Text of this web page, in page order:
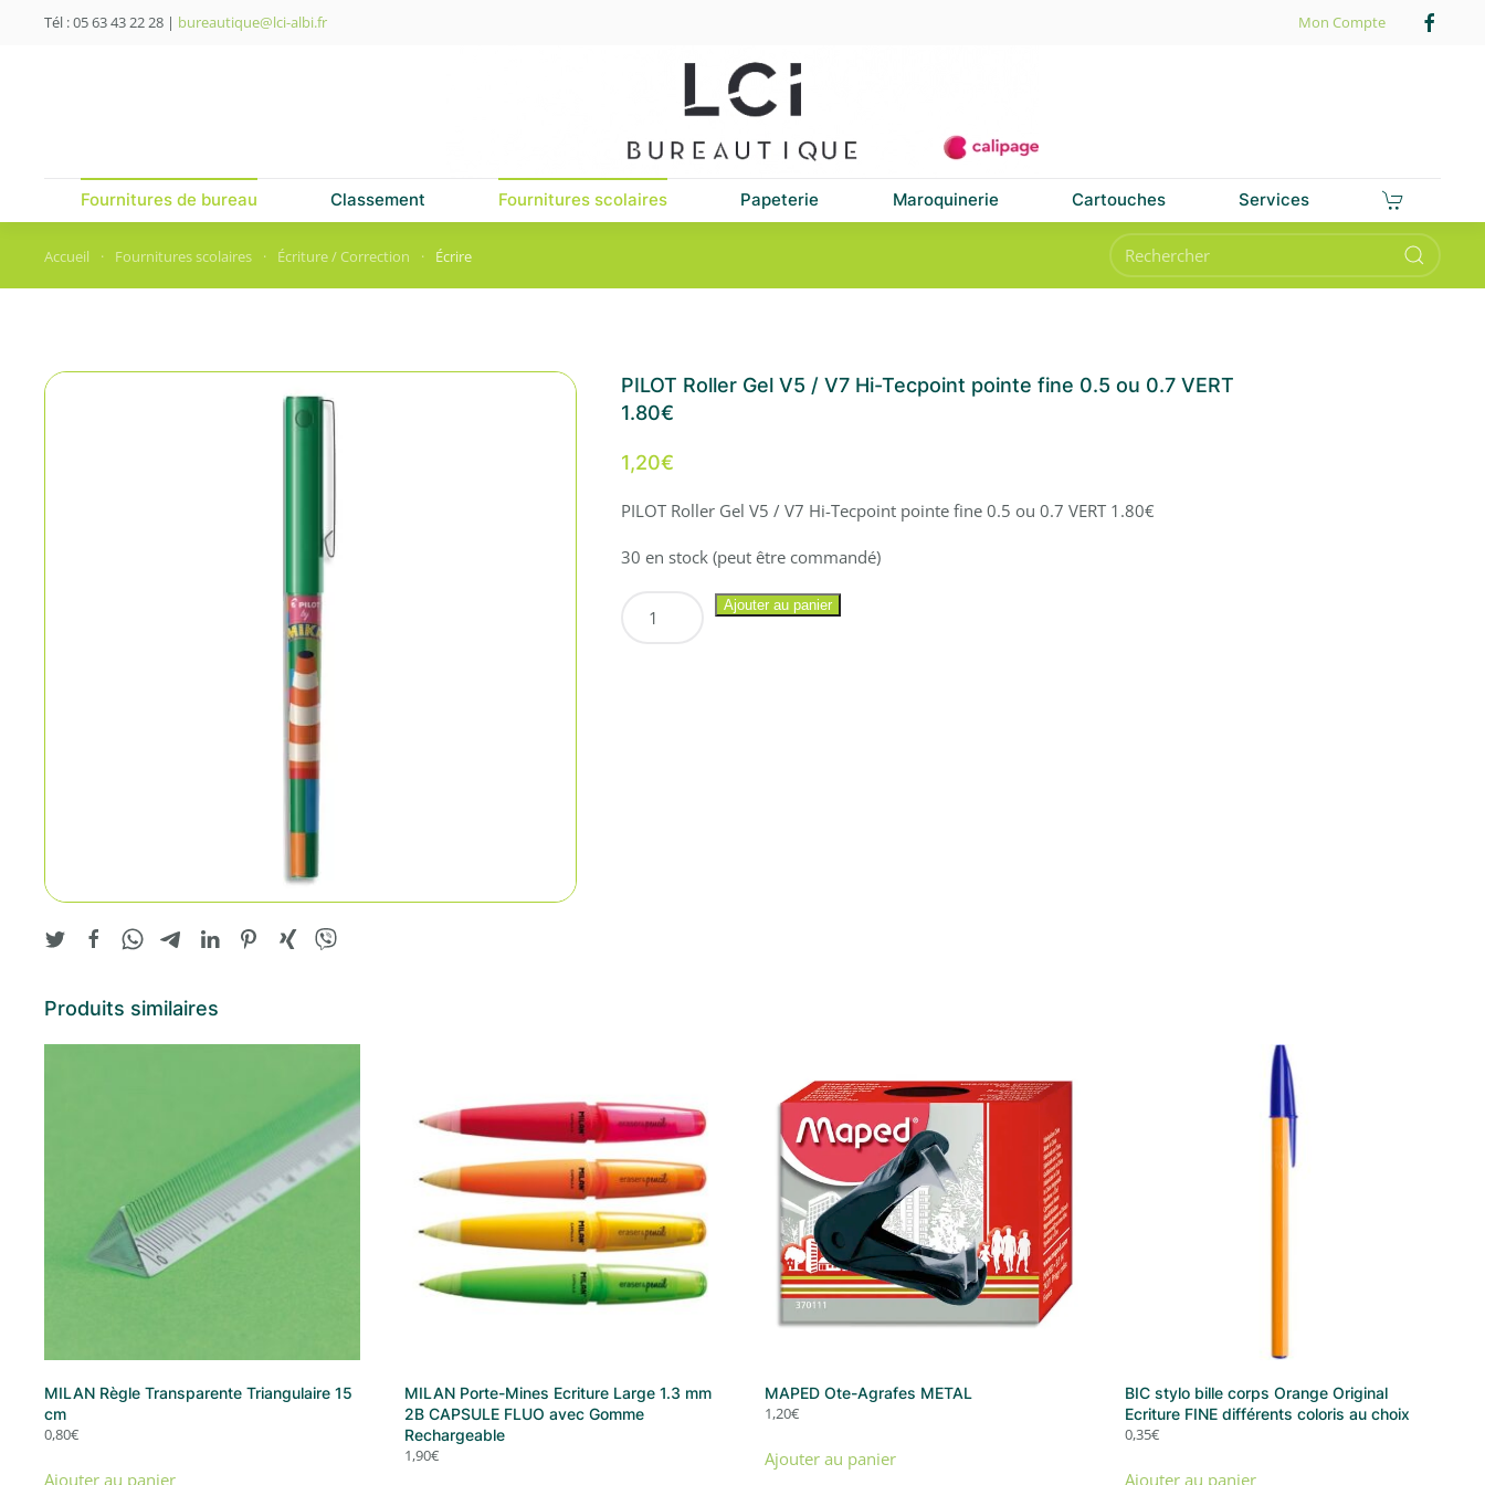
Tél : 05 63 43 22 28 | bureautique@lci-albi.fr Mon Compte
Fournitures de bureau Classement Fournitures scolaires Papeterie Maroquinerie Cartouches Services
Accueil Fournitures scolaires Écriture / Correction Écrire
PILOT Roller Gel V5 / V7 Hi-Tecpoint pointe fine 0.5 ou 0.7 VERT
1.80€
1,20€
PILOT Roller Gel V5 / V7 Hi-Tecpoint pointe fine 0.5 ou 0.7 VERT 1.80€
30 en stock (peut être commandé)
Ajouter au panier
Produits similaires
MILAN Règle Transparente Triangulaire 15
cm
0,80€
Ajouter au panier
MILAN Porte-Mines Ecriture Large 1.3 mm
2B CAPSULE FLUO avec Gomme
Rechargeable
1,90€
MAPED Ote-Agrafes METAL
1,20€
Ajouter au panier
BIC stylo bille corps Orange Original
Ecriture FINE différents coloris au choix
0,35€
Ajouter au panier